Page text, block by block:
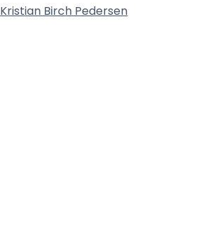
Kristian Birch Pedersen